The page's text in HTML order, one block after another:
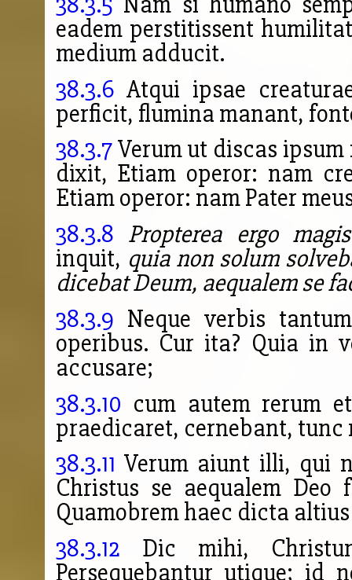
eadem perstitissent
medium adducit.
38.3.6 Atqui ipsae
perficit, flumina manant,
38.3.7Verum ut discas ipsum
dixit, Etiam operor: nam
Etiam operor: nam Pater
38.3.8 Propterea ergo
inquit, quia non solum
dicebat Deum, aequalem se
38.3.9 Neque verbis
operibus. Cur ita? Quia in
accusare;
38.3.10 cum autem rerum
praedicaret, cernebant, tunc
38.3.11 Verum aiunt illi, qui
Christus se aequalem Deo
Quamobrem haec dicta
38.3.12 Dic mihi,
Persequebantur utique; id